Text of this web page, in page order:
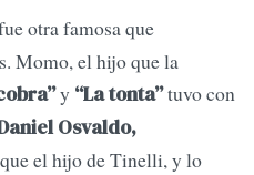
otra famosa que
Momo, el hijo que la
y “La tonta”tuvo con
Osvaldo,
el hijo de Tinelli, y lo